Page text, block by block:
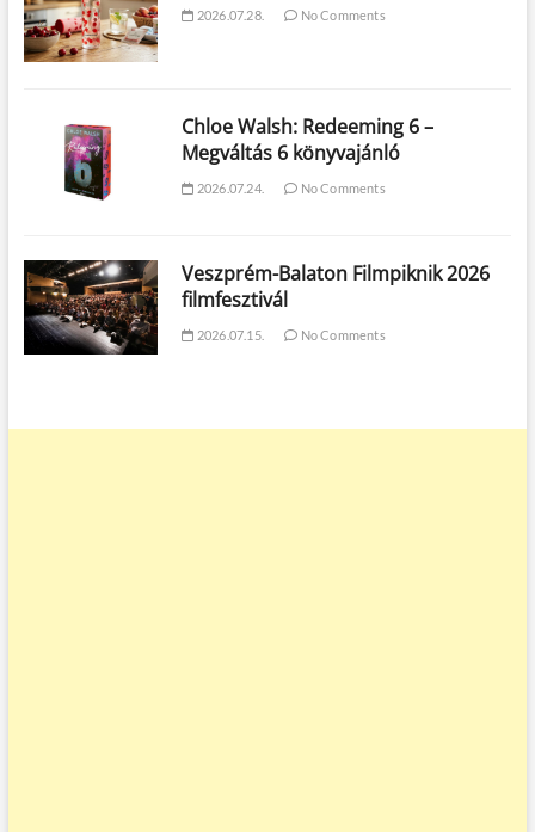
2026.07.28. No Comments
Chloe Walsh: Redeeming 6 –
Megváltás 6 könyvajánló
2026.07.24. No Comments
Veszprém-Balaton Filmpiknik 2026
filmfesztivál
2026.07.15. No Comments